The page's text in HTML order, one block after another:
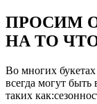
ПРОСИМ
НА ТО
Во многих
всегда могут
таких